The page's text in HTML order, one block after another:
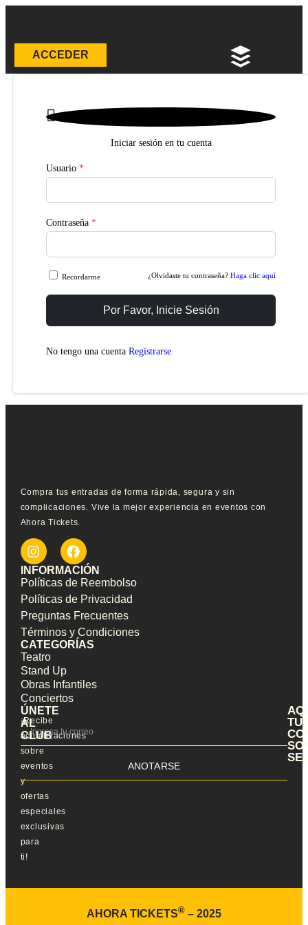
ACCEDER

Iniciar sesión en tu cuenta
Usuario *
Contraseña *
Recordarme ¿Olvidaste tu contraseña? Haga clic aquí
Por Favor, Inicie Sesión
No tengo una cuenta Registrarse
Compra tus entradas de forma rápida, segura y sin
complicaciones. Vive la mejor experiencia en eventos con
Ahora Tickets.
INFORMACIÓN
Políticas de Reembolso
Políticas de Privacidad
Preguntas Frecuentes
Términos y Condiciones
CATEGORÍAS
Teatro
Stand Up
Obras Infantiles
Conciertos
ÚNETE
AL
CLUB
¡Recibe
actualizaciones
sobre
eventos
y
ofertas
especiales
exclusivas
para
ti!
ANOTARSE
AHORA TICKETS® – 2025